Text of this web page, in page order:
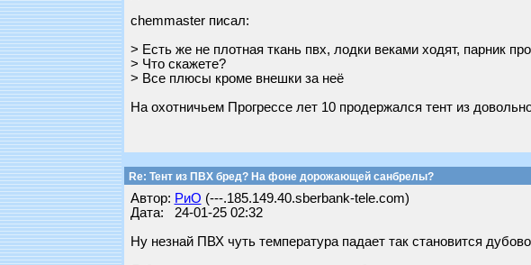
chemmaster писал:
> Есть же не плотная ткань пвх, лодки веками ходят, парник
> Что скажете?
> Все плюсы кроме внешки за неё
На охотничьем Прогрессе лет 10 продержался тент из
Re: Тент из ПВХ бред? На фоне дорожающей санбрелы?
Автор: РиО (---.185.149.40.sberbank-tele.com)
Дата: 24-01-25 02:32
Ну незнай ПВХ чуть температура падает так становится